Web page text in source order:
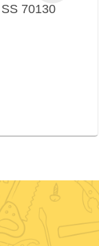
70130